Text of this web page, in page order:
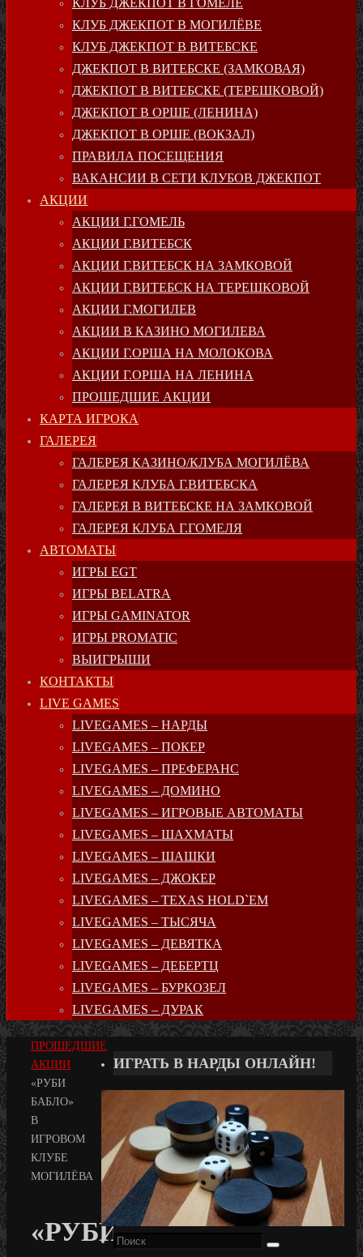
КЛУБ ДЖЕКПОТ В ГОМЕЛЕ
КЛУБ ДЖЕКПОТ В МОГИЛЁВЕ
КЛУБ ДЖЕКПОТ В ВИТЕБСКЕ
ДЖЕКПОТ В ВИТЕБСКЕ (ЗАМКОВАЯ)
ДЖЕКПОТ В ВИТЕБСКЕ (ТЕРЕШКОВОЙ)
ДЖЕКПОТ В ОРШЕ (ЛЕНИНА)
ДЖЕКПОТ В ОРШЕ (ВОКЗАЛ)
ПРАВИЛА ПОСЕЩЕНИЯ
ВАКАНСИИ В СЕТИ КЛУБОВ ДЖЕКПОТ
АКЦИИ
АКЦИИ Г.ГОМЕЛЬ
АКЦИИ Г.ВИТЕБСК
АКЦИИ Г.ВИТЕБСК НА ЗАМКОВОЙ
АКЦИИ Г.ВИТЕБСК НА ТЕРЕШКОВОЙ
АКЦИИ Г.МОГИЛЕВ
АКЦИИ В КАЗИНО МОГИЛЕВА
АКЦИИ Г.ОРША НА МОЛОКОВА
АКЦИИ Г.ОРША НА ЛЕНИНА
ПРОШЕДШИЕ АКЦИИ
КАРТА ИГРОКА
ГАЛЕРЕЯ
ГАЛЕРЕЯ КАЗИНО/КЛУБА МОГИЛЁВА
ГАЛЕРЕЯ КЛУБА Г.ВИТЕБСКА
ГАЛЕРЕЯ В ВИТЕБСКЕ НА ЗАМКОВОЙ
ГАЛЕРЕЯ КЛУБА Г.ГОМЕЛЯ
АВТОМАТЫ
ИГРЫ EGT
ИГРЫ BELATRA
ИГРЫ GAMINATOR
ИГРЫ PROMATIC
ВЫИГРЫШИ
КОНТАКТЫ
LIVE GAMES
LIVEGAMES – НАРДЫ
LIVEGAMES – ПОКЕР
LIVEGAMES – ПРЕФЕРАНС
LIVEGAMES – ДОМИНО
LIVEGAMES – ИГРОВЫЕ АВТОМАТЫ
LIVEGAMES – ШАХМАТЫ
LIVEGAMES – ШАШКИ
LIVEGAMES – ДЖОКЕР
LIVEGAMES – TEXAS HOLD`EM
LIVEGAMES – ТЫСЯЧА
LIVEGAMES – ДЕВЯТКА
LIVEGAMES – ДЕБЕРТЦ
LIVEGAMES – БУРКОЗЕЛ
LIVEGAMES – ДУРАК
ГЛАВНАЯ
ПРОШЕДШИЕ
АКЦИИ
«РУБИ
БАБЛО»
В
ИГРОВОМ
КЛУБЕ
МОГИЛЁВА
«РУБИ
ИГРАТЬ В НАРДЫ ОНЛАЙН!
Поиск
Поиск